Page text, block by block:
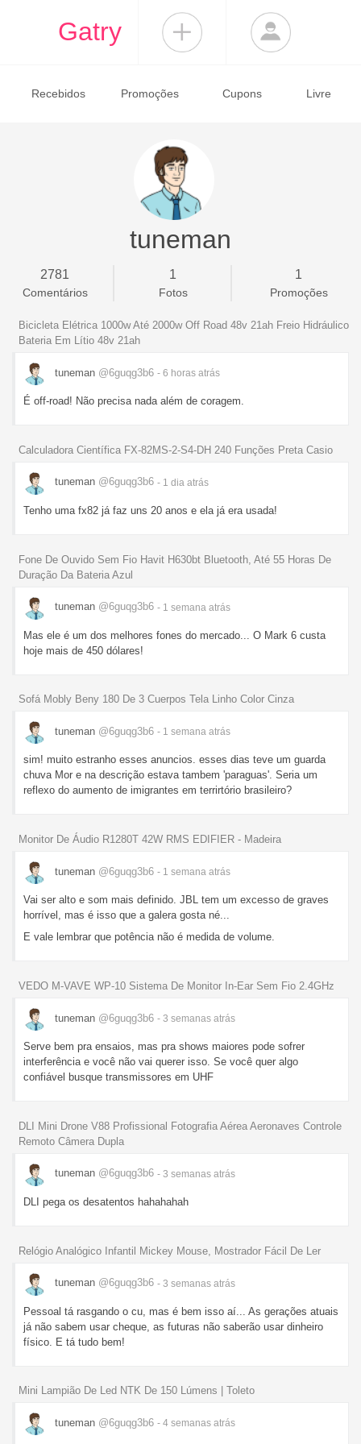
Gatry
Recebidos Promoções Cupons Livre
tuneman
2781
Comentários
1
Fotos
1
Promoções
Bicicleta Elétrica 1000w Até 2000w Off Road 48v 21ah Freio Hidráulico
Bateria Em Lítio 48v 21ah
tuneman @6guqg3b6 - 6 horas atrás
É off-road! Não precisa nada além de coragem.
Calculadora Científica FX-82MS-2-S4-DH 240 Funções Preta Casio
tuneman @6guqg3b6 - 1 dia atrás
Tenho uma fx82 já faz uns 20 anos e ela já era usada!
Fone De Ouvido Sem Fio Havit H630bt Bluetooth, Até 55 Horas De
Duração Da Bateria Azul
tuneman @6guqg3b6 - 1 semana atrás
Mas ele é um dos melhores fones do mercado... O Mark 6 custa
hoje mais de 450 dólares!
Sofá Mobly Beny 180 De 3 Cuerpos Tela Linho Color Cinza
tuneman @6guqg3b6 - 1 semana atrás
sim! muito estranho esses anuncios. esses dias teve um guarda
chuva Mor e na descrição estava tambem 'paraguas'. Seria um
reflexo do aumento de imigrantes em terrirtório brasileiro?
Monitor De Áudio R1280T 42W RMS EDIFIER - Madeira
tuneman @6guqg3b6 - 1 semana atrás
Vai ser alto e som mais definido. JBL tem um excesso de graves
horrível, mas é isso que a galera gosta né...
E vale lembrar que potência não é medida de volume.
VEDO M-VAVE WP-10 Sistema De Monitor In-Ear Sem Fio 2.4GHz
tuneman @6guqg3b6 - 3 semanas atrás
Serve bem pra ensaios, mas pra shows maiores pode sofrer
interferência e você não vai querer isso. Se você quer algo
confiável busque transmissores em UHF
DLI Mini Drone V88 Profissional Fotografia Aérea Aeronaves Controle
Remoto Câmera Dupla
tuneman @6guqg3b6 - 3 semanas atrás
DLI pega os desatentos hahahahah
Relógio Analógico Infantil Mickey Mouse, Mostrador Fácil De Ler
tuneman @6guqg3b6 - 3 semanas atrás
Pessoal tá rasgando o cu, mas é bem isso aí... As gerações atuais
já não sabem usar cheque, as futuras não saberão usar dinheiro
físico. E tá tudo bem!
Mini Lampião De Led NTK De 150 Lúmens | Toleto
tuneman @6guqg3b6 - 4 semanas atrás